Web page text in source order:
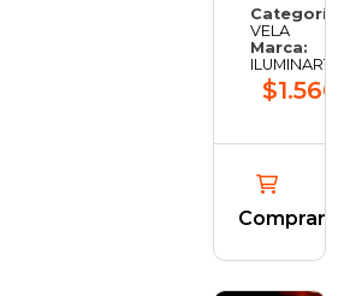
Categoría:
VELA
Marca:
ILUMINARTE
Comprar